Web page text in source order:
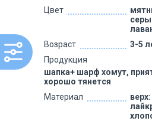
Цвет
Возраст
3-5
Продукция
шапка+ шарф хомут,
хорошо тянется
Материал